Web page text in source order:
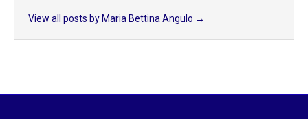
View all posts by Maria Bettina Angulo →